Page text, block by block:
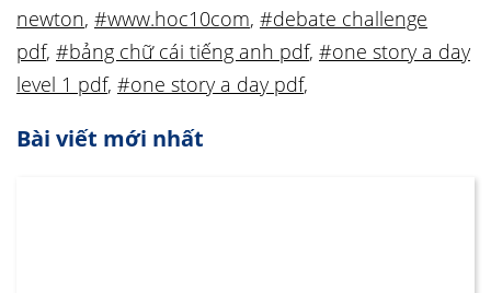
newton, #www.hoc10com, #debate challenge
pdf, #bảng chữ cái tiếng anh pdf, #one story a day
level 1 pdf, #one story a day pdf,
Bài viết mới nhất